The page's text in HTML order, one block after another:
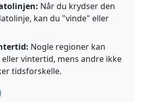
Når du krydser den
kan du "vinde" eller
Nogle regioner kan
vintertid, mens andre ikke
tidsforskelle.